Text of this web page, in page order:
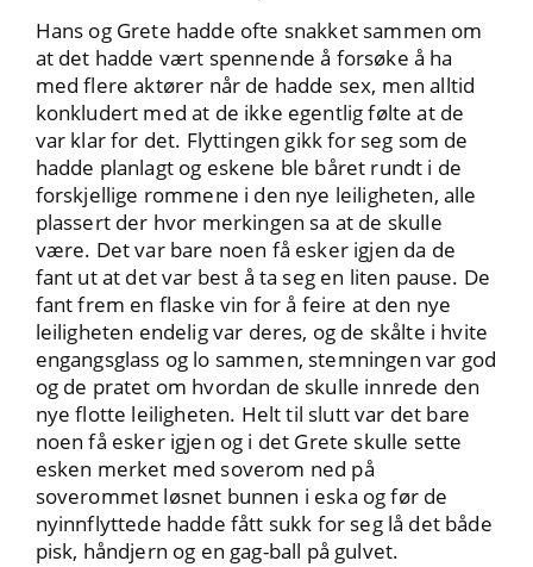
Hans og Grete hadde ofte snakket sammen om
at det hadde vært spennende å forsøke å ha
med flere aktører når de hadde sex, men alltid
konkludert med at de ikke egentlig følte at de
var klar for det. Flyttingen gikk for seg som de
hadde planlagt og eskene ble båret rundt i de
forskjellige rommene i den nye leiligheten, alle
plassert der hvor merkingen sa at de skulle
være. Det var bare noen få esker igjen da de
fant ut at det var best å ta seg en liten pause. De
fant frem en flaske vin for å feire at den nye
leiligheten endelig var deres, og de skålte i hvite
engangsglass og lo sammen, stemningen var god
og de pratet om hvordan de skulle innrede den
nye flotte leiligheten. Helt til slutt var det bare
noen få esker igjen og i det Grete skulle sette
esken merket med soverom ned på
soverommet løsnet bunnen i eska og før de
nyinnflyttede hadde fått sukk for seg lå det både
pisk, håndjern og en gag-ball på gulvet.